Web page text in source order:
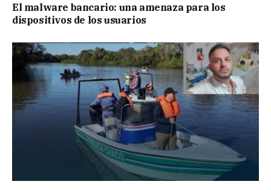
El malware bancario: una amenaza para los
dispositivos de los usuarios